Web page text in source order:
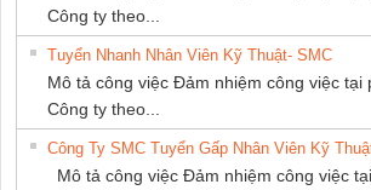
Công ty theo...
Tuyển Nhanh Nhân Viên Kỹ Thuật- SMC
Mô tả công việc Đảm nhiệm công việc tại
Công ty theo...
Công Ty SMC Tuyển Gấp Nhân Viên Kỹ
Mô tả công việc Đảm nhiệm công việc